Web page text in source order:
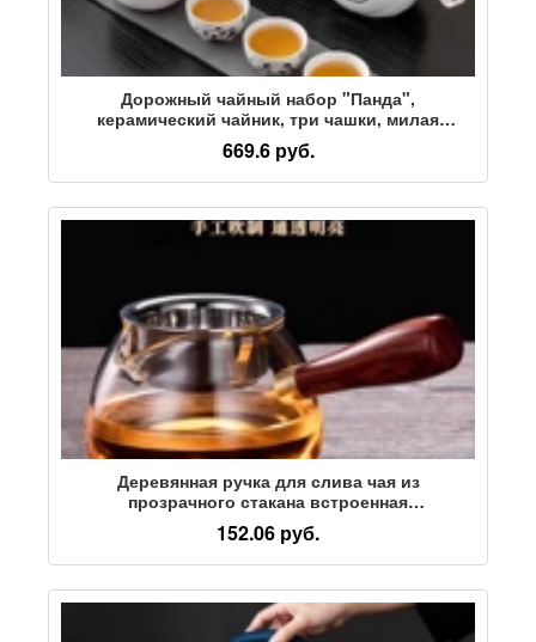
Дорожный чайный набор "Панда",
керамический чайник, три чашки, милая
портативная чашка "Куайке", чашка для чая с
фильтром, бизнес-подарок на открытом
воздухе
669.6 руб.
Деревянная ручка для слива чая из
прозрачного стакана встроенная
теплоизоляционная стеклянная мужская чашка
с утолщенным разделителем чая боковая ручка
для разделения чая и воды чайный сервиз
152.06 руб.